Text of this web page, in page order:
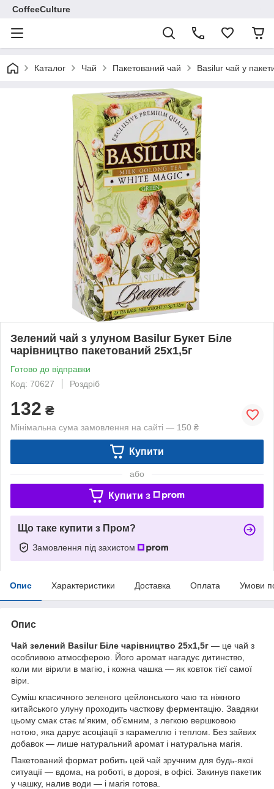
CoffeeCulture
Каталог Чай Пакетований чай Basilur чай у
Зелений чай з улуном Basilur Букет Біле
чарівництво пакетований 25х1,5г
Готово до відправки
Код: 70627
Роздріб
132 ₴
Мінімальна сума замовлення на сайті — 150 ₴
Купити
або
Купити з
Що таке купити з Пром?
Замовлення під захистом
Опис Характеристики Доставка Оплата Умови
Опис
Чай зелений Basilur Біле чарівництво 25х1,5г — це чай з
особливою атмосферою. Його аромат нагадує дитинство,
коли ми вірили в магію, і кожна чашка — як ковток тієї самої
віри.
Суміш класичного зеленого цейлонського чаю та ніжного
китайського улуну проходить часткову ферментацію. Завдяки
цьому смак стає м'яким, об’ємним, з легкою вершковою
нотою, яка дарує асоціації з карамеллю і теплом. Без зайвих
добавок — лише натуральний аромат і натуральна магія.
Пакетований формат робить цей чай зручним для будь-якої
ситуації — вдома, на роботі, в дорозі, в офісі. Закинув пакетик
у чашку, налив води — і магія готова.